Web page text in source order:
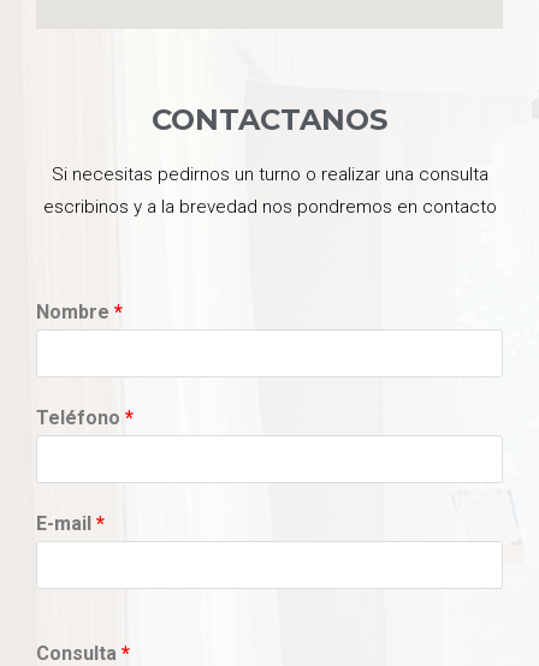
CONTACTANOS
Si necesitas pedirnos un turno o realizar una consulta
escribinos y a la brevedad nos pondremos en contacto
Nombre *
Teléfono *
E-mail *
Consulta *